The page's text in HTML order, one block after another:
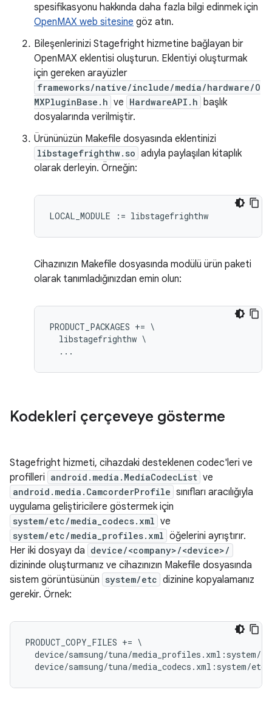
spesifikasyonu hakkında daha fazla bilgi edinmek için
OpenMAX web sitesine göz atın.
Bileşenlerinizi Stagefright hizmetine bağlayan bir
OpenMAX eklentisi oluşturun. Eklentiyi oluşturmak
için gereken arayüzler
frameworks/native/include/media/hardware/O
MXPluginBase.h ve HardwareAPI.h
başlık
dosyalarında verilmiştir.
Ürününüzün Makefile dosyasında eklentinizi
libstagefrighthw.so adıyla paylaşılan kitaplık
olarak derleyin. Örneğin:
Cihazınızın Makefile dosyasında modülü ürün paketi
olarak tanımladığınızdan emin olun:
PRODUCT_PACKAGES += \
  libstagefrighthw \
Kodekleri çerçeveye gösterme
Stagefright hizmeti, cihazdaki desteklenen codec'leri ve
profilleri android.media.MediaCodecList ve
android.media.CamcorderProfile sınıfları aracılığıyla
uygulama geliştiricilere göstermek için
system/etc/media_codecs.xml ve
system/etc/media_profiles.xml öğelerini ayrıştırır.
Her iki dosyayı da device/<company>/<device>/
dizininde oluşturmanız ve cihazınızın Makefile dosyasında
sistem görüntüsünün system/etc dizinine kopyalamanız
gerekir. Örnek:
PRODUCT_COPY_FILES += \
device/samsung/tuna/media_profiles.xml:system/